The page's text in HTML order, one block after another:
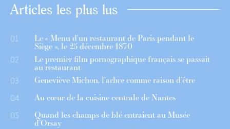
Articles les plus lus
01 Le « Menu d’un restaurant de Paris pendant le
Siège », le 25 décembre 1870
02 Le premier film pornographique français se passait
au restaurant
03 Geneviève Michon, l’arbre comme raison d’être
04 Au cœur de la cuisine centrale de Nantes
05 Quand les champs de blé entraient au Musée
d’Orsay